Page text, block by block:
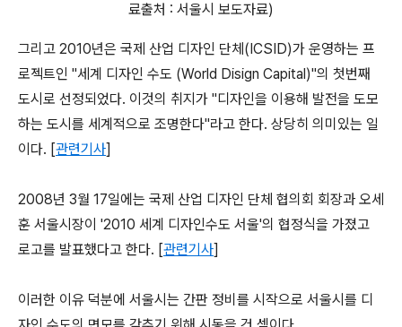
료출처 : 서울시 보도자료)
그리고 2010년은 국제 산업 디자인 단체(ICSID)가 운영하는 프
로젝트인 "세계 디자인 수도 (World Disign Capital)"의 첫번째
도시로 선정되었다. 이것의 취지가 "디자인을 이용해 발전을 도모
하는 도시를 세계적으로 조명한다"라고 한다. 상당히 의미있는 일
이다. [관련기사]
2008년 3월 17일에는 국제 산업 디자인 단체 협의회 회장과 오세
훈 서울시장이 '2010 세계 디자인수도 서울'의 협정식을 가졌고
로고를 발표했다고 한다. [관련기사]
이러한 이유 덕분에 서울시는 간판 정비를 시작으로 서울시를 디